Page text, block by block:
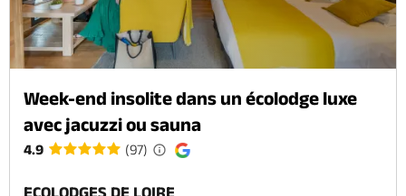
Week-end insolite dans un écolodge luxe
avec jacuzzi ou sauna
4.9 (97)
ECOLODGES DE LOIRE